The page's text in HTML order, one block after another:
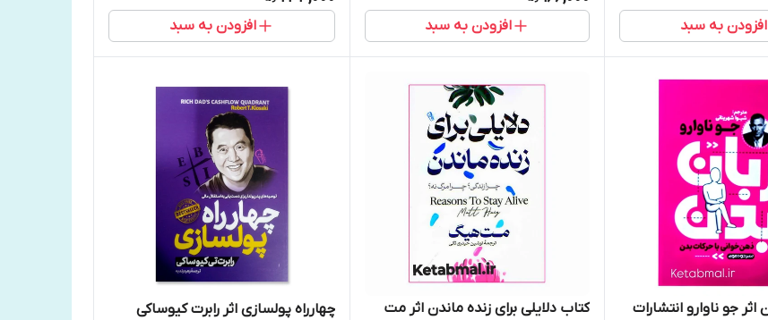
افزودن به سبد افزودن به سبد افزودن به سبد
جو ناوارو انتشارات
کتاب دلایلی برای زنده ماندن اثر مت
چهارراه پولسازی اثر رابرت کیوساکی